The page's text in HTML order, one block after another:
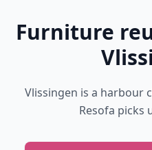
Furniture
Vlissingen is a harbour
Resofa picks